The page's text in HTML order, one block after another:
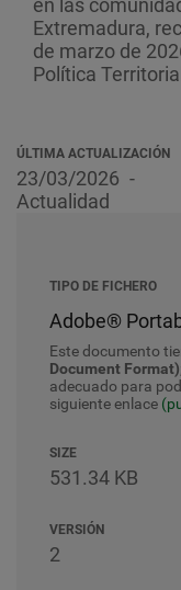
en las
Extremadura,
de marzo de
Política
ÚLTIMA ACTUALIZACIÓN
23/03/2026
Actualidad
TIPO DE FICHERO
Adobe®
Este documento
Document Format)
adecuado para
siguiente enlace
SIZE
531.34 KB
VERSIÓN
2